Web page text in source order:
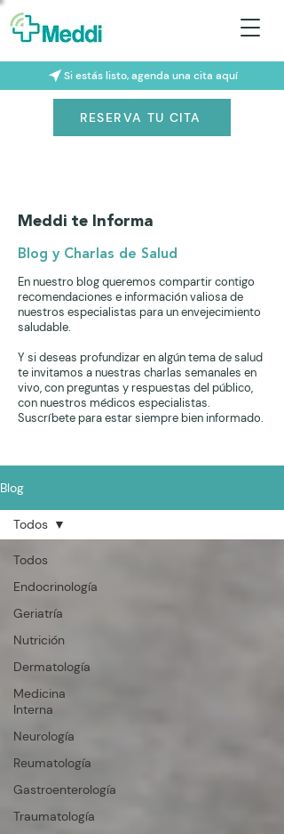
Si estás listo, agenda una cita aquí
RESERVA TU CITA
Meddi te Informa
Blog y Charlas de Salud
En nuestro blog queremos compartir contigo
recomendaciones e información valiosa de
nuestros especialistas para un envejecimiento
saludable.
Y si deseas profundizar en algún tema de salud
te invitamos a nuestras charlas semanales en
vivo, con preguntas y respuestas del público,
con nuestros médicos especialistas.
Suscríbete para estar siempre bien informado.
Blog
Todos
Endocrinología
Geriatría
Nutrición
Dermatología
Medicina
Interna
Neurología
Reumatología
Gastroenterología
Traumatología
Todos